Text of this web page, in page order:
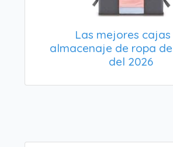
Las mejores cajas
almacenaje de ropa
del 2026